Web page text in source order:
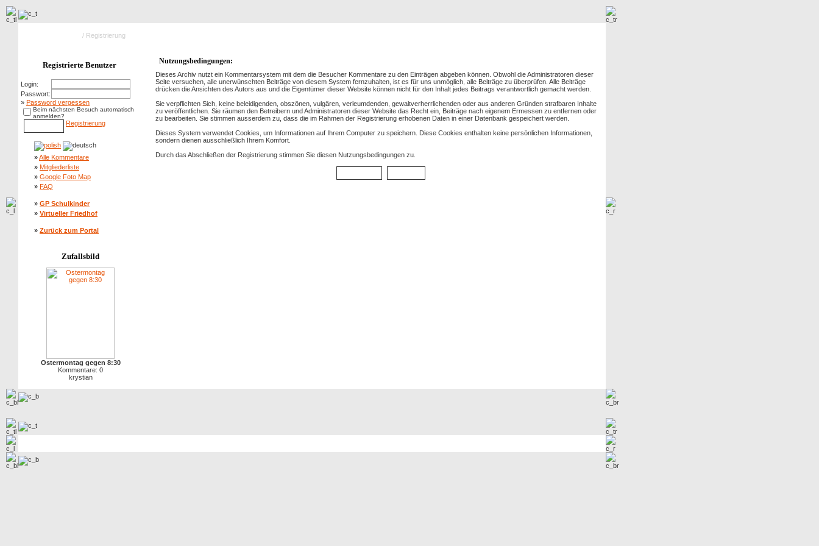
/ Registrierung
Registrierte Benutzer
Login:
Passwort:
» Password vergessen
Beim nächsten Besuch automatisch
anmelden?
Registrierung
»Alle Kommentare
» Mitgliederliste
» Google Foto Map
» FAQ
» GP Schulkinder
» Virtueller Friedhof
» Zurück zum Portal
Zufallsbild
Ostermontag gegen 8:30
Kommentare: 0
krystian
Nutzungsbedingungen:
Dieses Archiv nutzt ein Kommentarsystem mit dem die Besucher Kommentare zu den Einträgen abgeben können. Obwohl die Administratoren dieser
Seite versuchen, alle unerwünschten Beiträge von diesem System fernzuhalten, ist es für uns unmöglich, alle Beiträge zu überprüfen. Alle Beiträge
drücken die Ansichten des Autors aus und die Eigentümer dieser Website können nicht für den Inhalt jedes Beitrags verantwortlich gemacht werden.
Sie verpflichten Sich, keine beleidigenden, obszönen, vulgären, verleumdenden, gewaltverherrlichenden oder aus anderen Gründen strafbaren Inhalte
zu veröffentlichen. Sie räumen den Betreibern und Administratoren dieser Website das Recht ein, Beiträge nach eigenem Ermessen zu entfernen oder
zu bearbeiten. Sie stimmen ausserdem zu, dass die im Rahmen der Registrierung erhobenen Daten in einer Datenbank gespeichert werden.
Dieses System verwendet Cookies, um Informationen auf Ihrem Computer zu speichern. Diese Cookies enthalten keine persönlichen Informationen,
sondern dienen ausschließlich Ihrem Komfort.
Durch das Abschließen der Registrierung stimmen Sie diesen Nutzungsbedingungen zu.